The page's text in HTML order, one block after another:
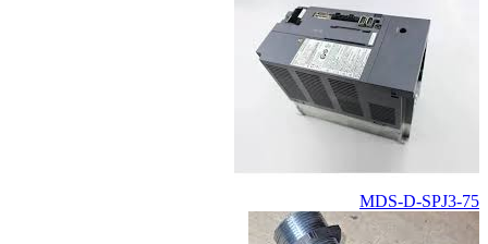
MDS-D-SPJ3-75